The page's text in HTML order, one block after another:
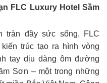
FLC Luxury Hotel Sầm
tràn đầy sức sống, FLC
​​trúc tạo ra hình vòng
tay dịu dàng ôm đường
Sơn – một trong những